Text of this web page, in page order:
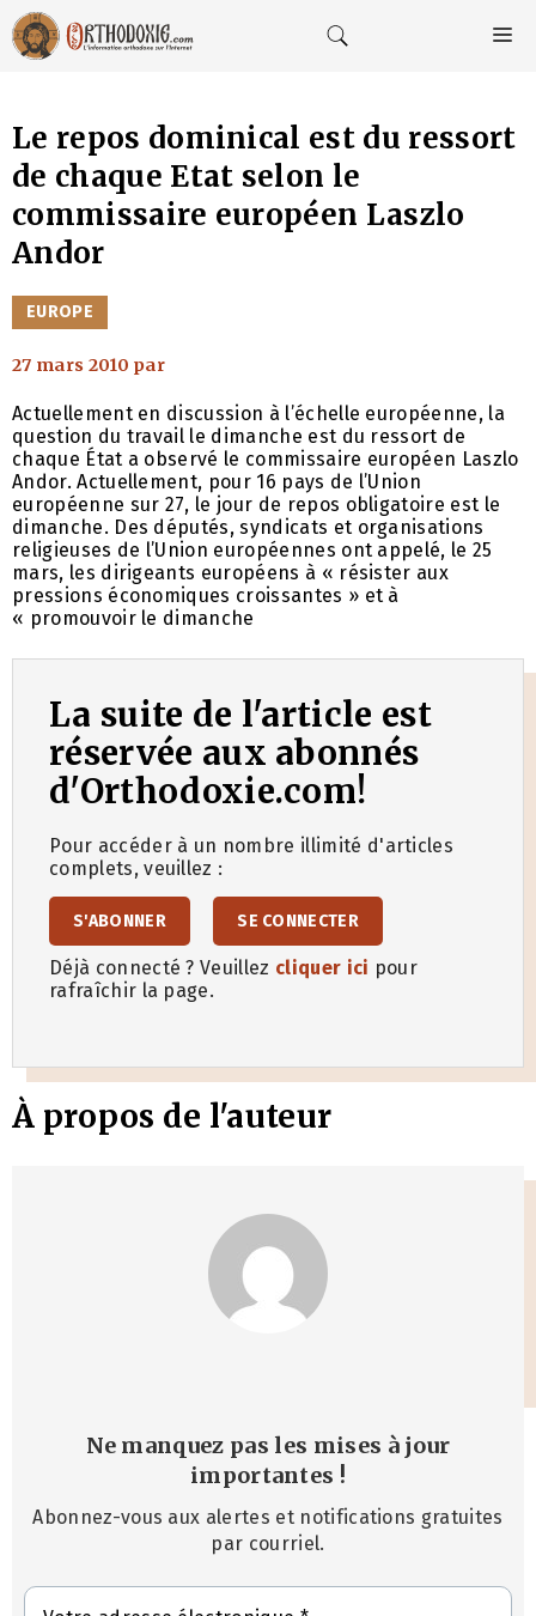
Aller
au
contenu
Le repos dominical est du ressort
de chaque Etat selon le
commissaire européen Laszlo
Andor
CATÉGORIES
EUROPE
27 mars 2010 par
Actuellement en discussion à l’échelle européenne, la
question du travail le dimanche est du ressort de
chaque État a observé le commissaire européen Laszlo
Andor. Actuellement, pour 16 pays de l’Union
européenne sur 27, le jour de repos obligatoire est le
dimanche. Des députés, syndicats et organisations
religieuses de l’Union européennes ont appelé, le 25
mars, les dirigeants européens à « résister aux
pressions économiques croissantes » et à
« promouvoir le dimanche
La suite de l'article est
réservée aux abonnés
d'Orthodoxie.com!
Pour accéder à un nombre illimité d'articles
complets, veuillez :
S'ABONNER SE CONNECTER
Déjà connecté ? Veuillez cliquer ici pour
rafraîchir la page.
À propos de l'auteur
Ne manquez pas les mises à jour
importantes !
Abonnez-vous aux alertes et notifications gratuites
par courriel.